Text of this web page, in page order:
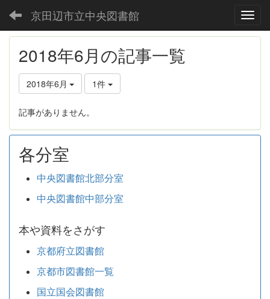
京田辺市立中央図書館
2018年6月の記事一覧
2018年6月 1件
記事がありません。
各分室
中央図書館北部分室
中央図書館中部分室
本や資料をさがす
京都府立図書館
京都市図書館一覧
国立国会図書館